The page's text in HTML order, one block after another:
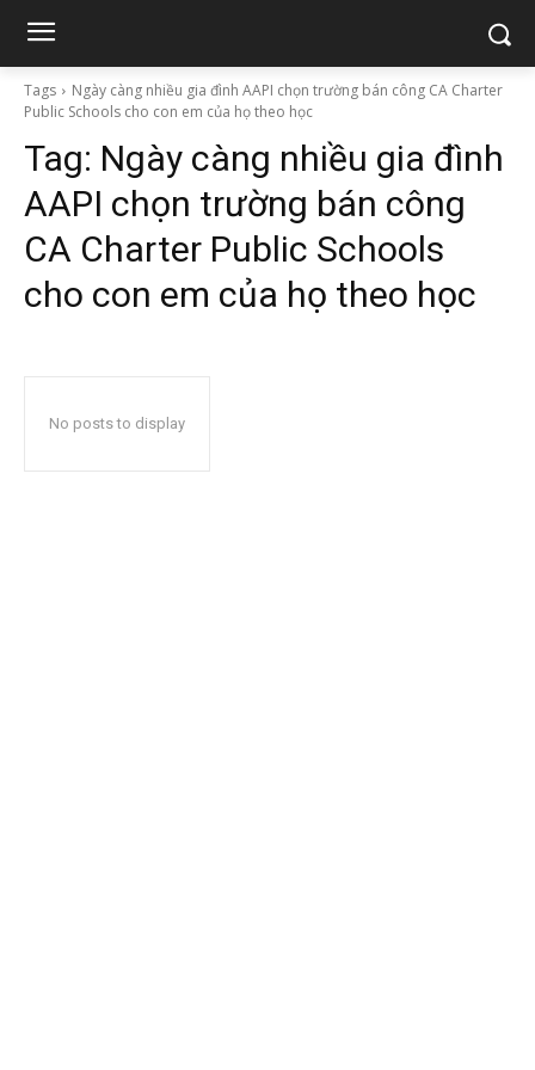
Tags
Ngày càng nhiều gia đình AAPI chọn trường bán công CA Charter
Public Schools cho con em của họ theo học
Tag: Ngày càng nhiều gia đình
AAPI chọn trường bán công
CA Charter Public Schools
cho con em của họ theo học
No posts to display